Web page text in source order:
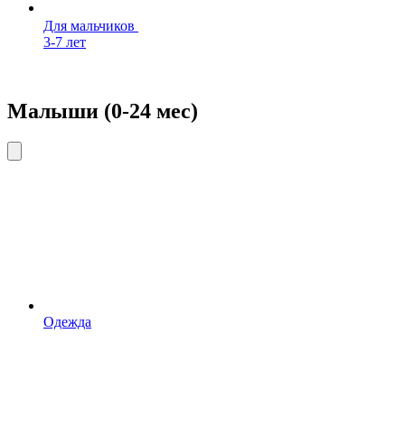
Для мальчиков
3-7 лет
Малыши (0-24 мес)
Одежда